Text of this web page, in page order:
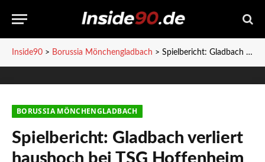
Inside90 > Borussia Mönchengladbach > Spielbericht: Gladbach verliert haushoch bei TSG Hoffenheim in der Bundesliga
BORUSSIA MÖNCHENGLADBACH
Spielbericht: Gladbach verliert